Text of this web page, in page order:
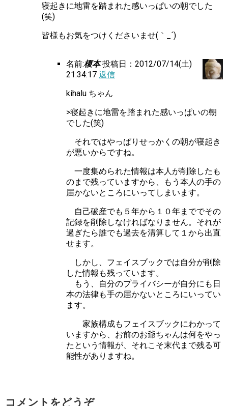
寝起きに地雷を踏まれた感いっぱいの朝でした
(笑)
皆様もお気をつけくださいませ(｀_´)ゞ
名前:榎本 投稿日：2012/07/14(土)
21:34:17 返信
kihalu ちゃん
>寝起きに地雷を踏まれた感いっぱいの朝
でした(笑)
それではやっぱりせっかくの朝が寝起き
が悪いからですね。
一度集められた情報は本人が削除したも
のまで残っていますから、もう本人の手の
届かないところにいってしまいます。
自己破産でも５年から１０年まででその
記録を削除しなければなりません。それが
過ぎたら誰でも過去を清算して１から出直
せます。
しかし、フェイスブックでは自分が削除
した情報も残っています。
もう、自分のプライバシーが自分にも日
本の法律も手の届かないところにいってい
ます。
家族構成もフェイスブックにわかって
いますから、お前のお爺ちゃんは何をやっ
たという情報が、それこそ末代まで残る可
能性がありますね。
コメントをどうぞ